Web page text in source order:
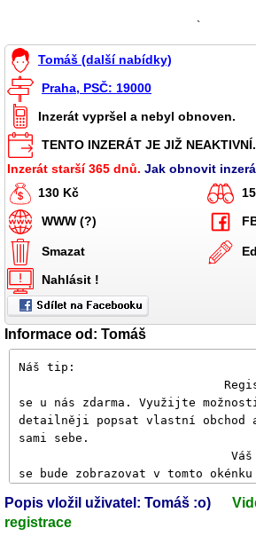
`
Tomáš (další nabídky)
Praha, PSČ: 19000
Inzerát vypršel a nebyl obnoven.
TENTO INZERÁT JE JIŽ NEAKTIVNÍ.
Inzerát starší 365 dnů. Jak obnovit
130 Kč
WWW (?)
Smazat
Nahlásit !
Informace od: Tomáš
Popis vložil uživatel: Tomáš :o)
registrace